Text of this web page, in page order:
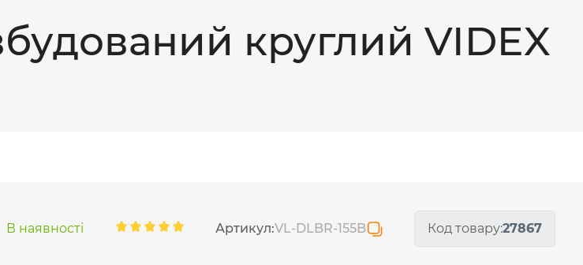
круглий VIDEX
В наявності Артикул:VL-DLBR-155B Код товару:27867